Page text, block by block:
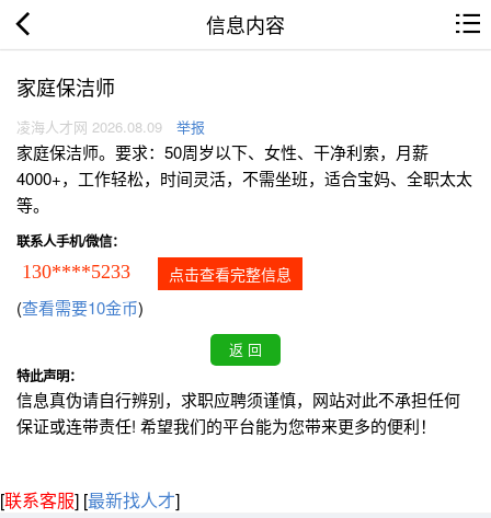
信息内容
家庭保洁师
凌海人才网 2026.08.09 举报
家庭保洁师。要求：50周岁以下、女性、干净利索，月薪
4000+，工作轻松，时间灵活，不需坐班，适合宝妈、全职太太
等。
联系人手机/微信：
130****5233 点击查看完整信息
(查看需要10金币)
特此声明：
信息真伪请自行辨别，求职应聘须谨慎，网站对此不承担任何
保证或连带责任! 希望我们的平台能为您带来更多的便利！
[联系客服] [最新找人才]